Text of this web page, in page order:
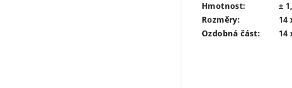
Hmotnost:
±
Rozměry:
14
Ozdobná část:
14